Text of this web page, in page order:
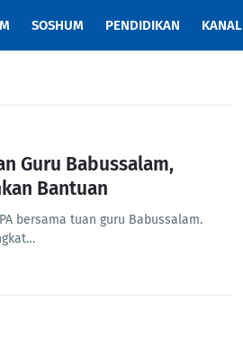
SOSHUM PENDIDIKAN KANAL
Guru Babussalam,
Bantuan
bersama tuan guru Babussalam.